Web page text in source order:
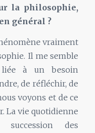
la philosophie,
général ?
vraiment
Il me semble
liée à un besoin
de réfléchir, de
voyons et de ce
La vie quotidienne
des